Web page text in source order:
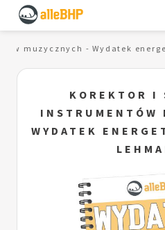
muzycznych - Wydatek
KOREKTOR I
INSTRUMENTÓW
WYDATEK